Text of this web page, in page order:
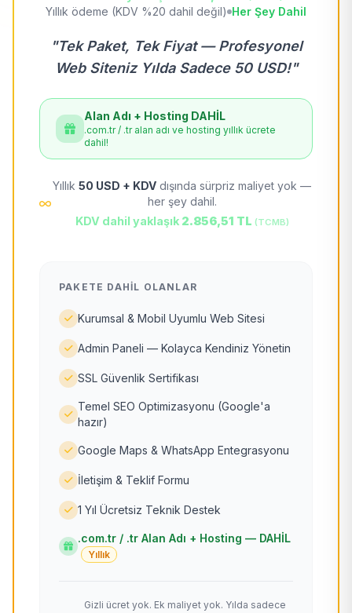
Yıllık ödeme (KDV %20 dahil değil) Her Şey Dahil
"Tek Paket, Tek Fiyat — Profesyonel
Web Siteniz Yılda Sadece 50 USD!"
Alan Adı + Hosting DAHİL
.com.tr / .tr alan adı ve hosting yıllık ücrete
dahil!
Yıllık 50 USD + KDV dışında sürpriz maliyet yok —
her şey dahil.
KDV dahil yaklaşık 2.856,51 TL (TCMB)
PAKETE DAHIL OLANLAR
Kurumsal & Mobil Uyumlu Web Sitesi
Admin Paneli — Kolayca Kendiniz Yönetin
SSL Güvenlik Sertifikası
Temel SEO Optimizasyonu (Google'a
hazır)
Google Maps & WhatsApp Entegrasyonu
İletişim & Teklif Formu
1 Yıl Ücretsiz Teknik Destek
.com.tr / .tr Alan Adı + Hosting — DAHİL
Yıllık
Gizli ücret yok. Ek maliyet yok. Yılda sadece